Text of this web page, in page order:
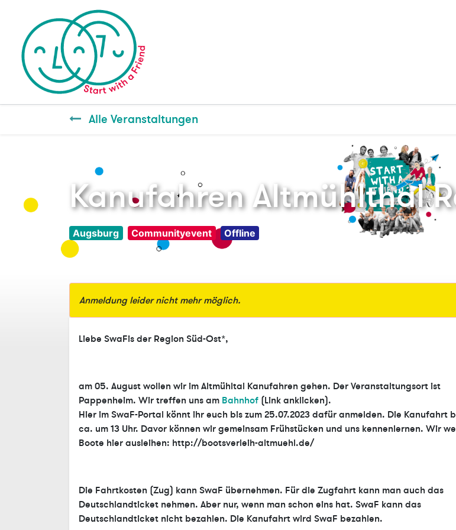
Alle Veranstaltungen
Kanufahren Altmühlthal
Augsburg Communityevent Offline
Anmeldung leider nicht mehr möglich.
Liebe SwaFis der Region Süd-Ost*,
am 05. August wollen wir im Altmühltal Kanufahren gehen. Der Veranstaltungsort ist
Pappenheim. Wir treffen uns am Bahnhof (Link anklicken).
Hier im SwaF-Portal könnt ihr euch bis zum 25.07.2023 dafür anmelden. Die Kanufahrt
ca. um 13 Uhr. Davor können wir gemeinsam Frühstücken und uns kennenlernen. Wir
Boote hier ausleihen: http://bootsverleih-altmuehl.de/
Die Fahrtkosten (Zug) kann SwaF übernehmen. Für die Zugfahrt kann man auch das
Deutschlandticket nehmen. Aber nur, wenn man schon eins hat. SwaF kann das
Deutschlandticket nicht bezahlen. Die Kanufahrt wird SwaF bezahlen.